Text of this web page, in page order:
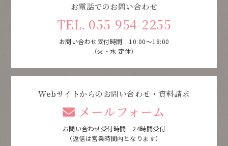
お電話でのお問い合わせ
TEL. 055-954-2255
お問い合わせ受付時間 10:00～18:00
（火・水 定休）
Webサイトからのお問い合わせ・資料請求
メールフォーム
お問い合わせ受付時間 24時間受付
（返信は営業時間内となります）